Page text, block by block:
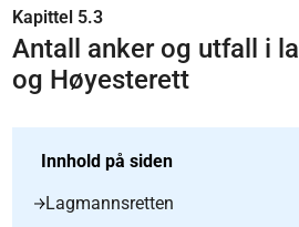
Kapittel 5.3
Antall anker og utfall i
og Høyesterett
Innhold på siden
Lagmannsretten